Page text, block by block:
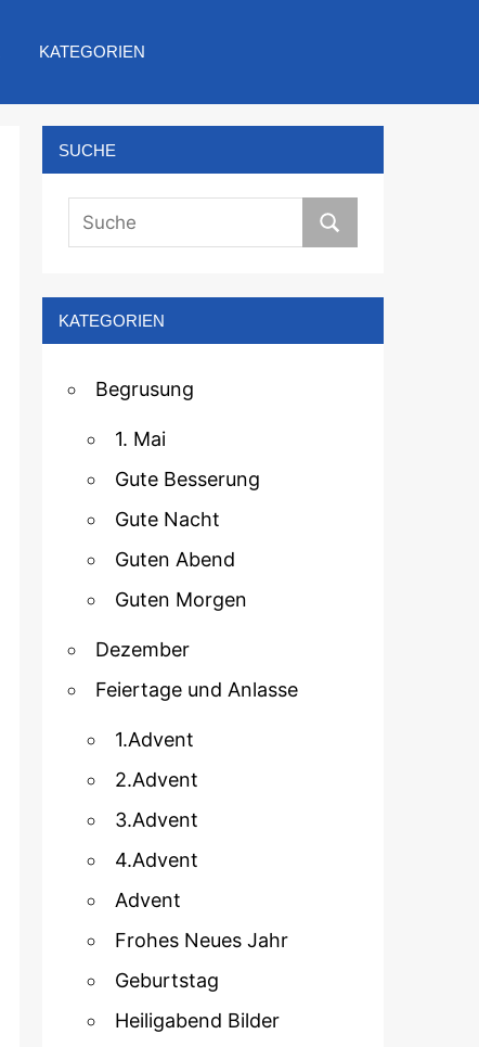
KATEGORIEN
SUCHE
KATEGORIEN
Begrusung
1. Mai
Gute Besserung
Gute Nacht
Guten Abend
Guten Morgen
Dezember
Feiertage und Anlasse
1.Advent
2.Advent
3.Advent
4.Advent
Advent
Frohes Neues Jahr
Geburtstag
Heiligabend Bilder